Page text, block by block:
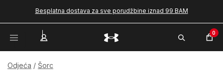
Besplatna dostava za sve porudžbine iznad 99 BAM
0
Odjeća Šorc